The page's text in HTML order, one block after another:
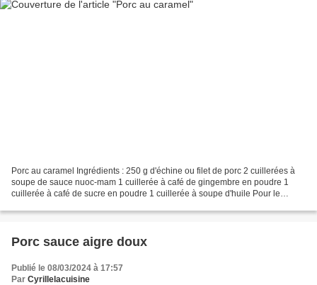
Porc au caramel Ingrédients : 250 g d'échine ou filet de porc 2 cuillerées à
soupe de sauce nuoc-mam 1 cuillerée à café de gingembre en poudre 1
cuillerée à café de sucre en poudre 1 cuillerée à soupe d'huile Pour le
Porc sauce aigre doux
Publié le 08/03/2024 à 17:57
Par Cyrillelacuisine